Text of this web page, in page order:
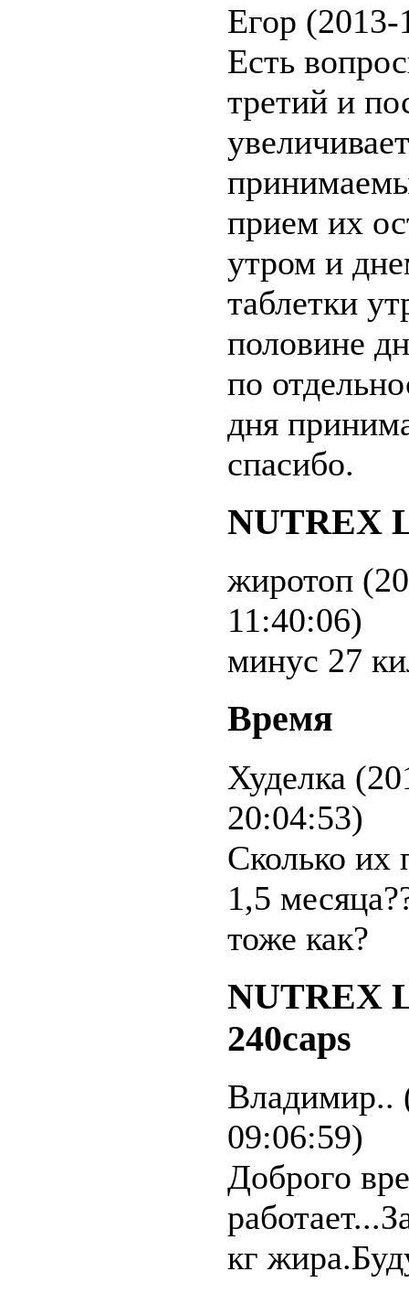
Егор
Есть
третий и
прием их
утром и
таблетки
половине
по
дня
спасибо.
NUTREX
жиротоп
11:40:06)
минус 27
Время
Худелка
20:04:53)
Сколько их
1,5
тоже как?
NUTREX
240caps
Владимир..
09:06:59)
Доброго
кг